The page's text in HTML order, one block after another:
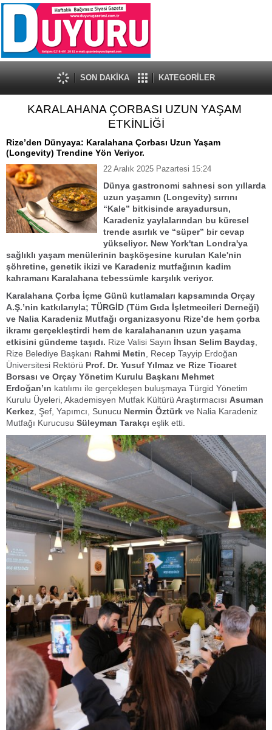
SON DAKİKA KATEGORİLER
KARALAHANA ÇORBASI UZUN YAŞAM
ETKİNLİĞİ
Rize’den Dünyaya: Karalahana Çorbası Uzun Yaşam
(Longevity) Trendine Yön Veriyor.
22 Aralık 2025 Pazartesi 15:24
Dünya gastronomi sahnesi son yıllarda
uzun yaşamın (Longevity) sırrını
“Kale” bitkisinde arayadursun,
Karadeniz yaylalarından bu küresel
trende asırlık ve “süper” bir cevap
yükseliyor. New York'tan Londra'ya
sağlıklı yaşam menülerinin başköşesine kurulan Kale'nin
şöhretine, genetik ikizi ve Karadeniz mutfağının kadim
kahramanı Karalahana tebessümle karşılık veriyor.
Karalahana Çorba İçme Günü kutlamaları kapsamında Orçay
A.Ş.’nin katkılarıyla; TÜRGİD (Tüm Gıda İşletmecileri Derneği)
ve Nalia Karadeniz Mutfağı organizasyonu Rize’de hem çorba
ikramı gerçekleştirdi hem de karalahananın uzun yaşama
etkisini gündeme taşıdı. Rize Valisi Sayın İhsan Selim Baydaş
Rize Belediye Başkanı Rahmi Metin , Recep Tayyip Erdoğan
Üniversitesi Rektörü Prof. Dr. Yusuf Yılmaz ve Rize Ticaret
Borsası ve Orçay Yönetim Kurulu Başkanı Mehmet
Erdoğan’ın katılımı ile gerçekleşen buluşmaya Türgid Yönetim
Kurulu Üyeleri, Akademisyen Mutfak Kültürü Araştırmacısı Asuman
Kerkez , Şef, Yapımcı, Sunucu Nermin Öztürk ve Nalia Karadeniz
Mutfağı Kurucusu Süleyman Tarakçı eşlik etti.